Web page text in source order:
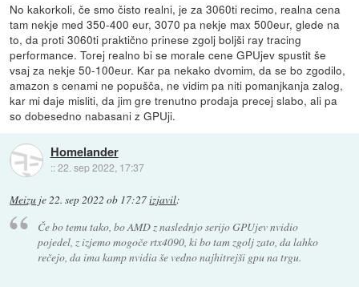
No kakorkoli, če smo čisto realni, je za 3060ti recimo, realna cena
tam nekje med 350-400 eur, 3070 pa nekje max 500eur, glede na
to, da proti 3060ti praktično prinese zgolj boljši ray tracing
performance. Torej realno bi se morale cene GPUjev spustit še
vsaj za nekje 50-100eur. Kar pa nekako dvomim, da se bo zgodilo,
amazon s cenami ne popušča, ne vidim pa niti pomanjkanja zalog,
kar mi daje misliti, da jim gre trenutno prodaja precej slabo, ali pa
so dobesedno nabasani z GPUji.
Homelander
::22. sep 2022, 17:37
Meizu je22. sep 2022 ob 17:27izjavil:
Če bo temu tako, bo AMD z naslednjo serijo GPUjev nvidio
pojedel, z izjemo mogoče rtx4090, ki bo tam zgolj zato, da lahko
rečejo, da ima kamp nvidia še vedno najhitrejši gpu na trgu.